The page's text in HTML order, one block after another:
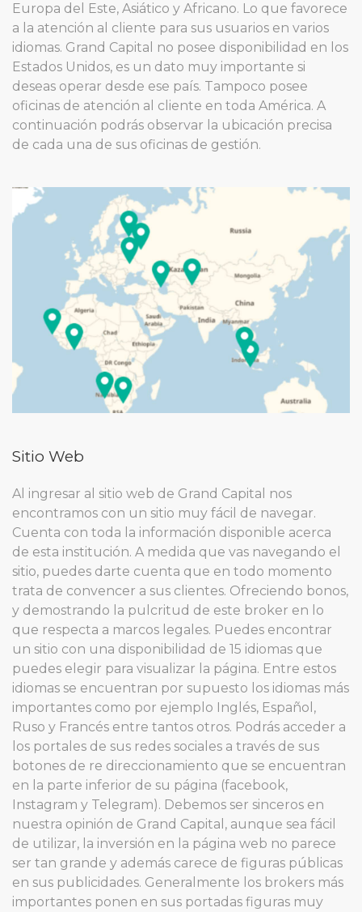
Europa del Este, Asiático y Africano. Lo que favorece
a la atención al cliente para sus usuarios en varios
idiomas. Grand Capital no posee disponibilidad en los
Estados Unidos, es un dato muy importante si
deseas operar desde ese país. Tampoco posee
oficinas de atención al cliente en toda América. A
continuación podrás observar la ubicación precisa
de cada una de sus oficinas de gestión.
Sitio Web
Al ingresar al sitio web de Grand Capital nos
encontramos con un sitio muy fácil de navegar.
Cuenta con toda la información disponible acerca
de esta institución. A medida que vas navegando el
sitio, puedes darte cuenta que en todo momento
trata de convencer a sus clientes. Ofreciendo bonos,
y demostrando la pulcritud de este broker en lo
que respecta a marcos legales. Puedes encontrar
un sitio con una disponibilidad de 15 idiomas que
puedes elegir para visualizar la página. Entre estos
idiomas se encuentran por supuesto los idiomas más
importantes como por ejemplo Inglés, Español,
Ruso y Francés entre tantos otros. Podrás acceder a
los portales de sus redes sociales a través de sus
botones de re direccionamiento que se encuentran
en la parte inferior de su página (facebook,
Instagram y Telegram). Debemos ser sinceros en
nuestra opinión de Grand Capital, aunque sea fácil
de utilizar, la inversión en la página web no parece
ser tan grande y además carece de figuras públicas
en sus publicidades. Generalmente los brokers más
importantes ponen en sus portadas figuras muy